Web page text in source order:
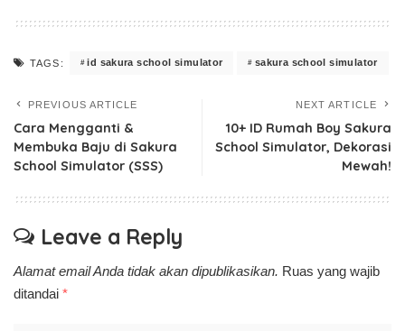
TAGS: id sakura school simulator sakura school simulator
PREVIOUS ARTICLE
Cara Mengganti &
Membuka Baju di Sakura
School Simulator (SSS)
NEXT ARTICLE
10+ ID Rumah Boy Sakura
School Simulator, Dekorasi
Mewah!
Leave a Reply
Alamat email Anda tidak akan dipublikasikan. Ruas yang wajib
ditandai *